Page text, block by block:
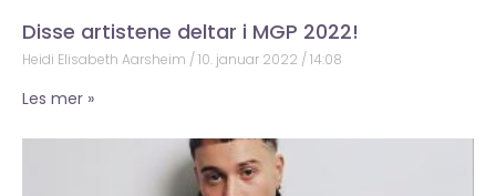
Disse artistene deltar i MGP 2022!
Heidi Elisabeth Aarsheim 10. januar 2022 14:08
Les mer »